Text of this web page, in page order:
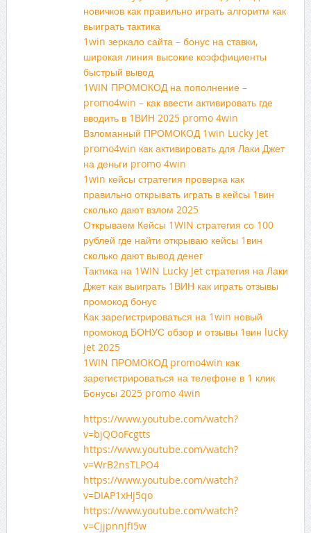
новичков как правильно играть алгоритм как
выиграть тактика
1win зеркало сайта – бонус на ставки,
широкая линия высокие коэффициенты
быстрый вывод
1WIN ПРОМОКОД на пополнение –
promo4win – как ввести активировать где
вводить в 1ВИН 2025 promo 4win
Взломанный ПРОМОКОД 1win Lucky Jet
promo4win как активировать для Лаки Джет
на деньги promo 4win
1win кейсы стратегия проверка как
правильно открывать играть в кейсы 1вин
сколько дают взлом 2025
Открываем Кейсы 1WIN стратегия со 100
рублей где найти открываю кейсы 1вин
сколько дают вывод денег
Тактика на 1WIN Lucky Jet стратегия на Лаки
Джет как выиграть 1ВИН как играть отзывы
промокод бонус
Как зарегистрироваться на 1win новый
промокод БОНУС обзор и отзывы 1вин lucky
jet 2025
1WIN ПРОМОКОД promo4win как
зарегистрироваться на телефоне в 1 клик
Бонусы 2025 promo 4win
https://www.youtube.com/watch?
v=bjQOoFcgtts
https://www.youtube.com/watch?
v=WrB2nsTLPO4
https://www.youtube.com/watch?
v=DIAP1xHj5qo
https://www.youtube.com/watch?
v=CjjpnnJfI5w